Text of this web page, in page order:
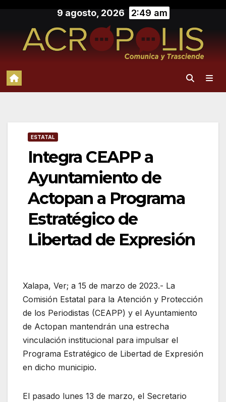
contenido
9 agosto, 2026 2:49 am
ESTATAL
Integra CEAPP a
Ayuntamiento de
Actopan a Programa
Estratégico de
Libertad de Expresión
Xalapa, Ver; a 15 de marzo de 2023.- La
Comisión Estatal para la Atención y Protección
de los Periodistas (CEAPP) y el Ayuntamiento
de Actopan mantendrán una estrecha
vinculación institucional para impulsar el
Programa Estratégico de Libertad de Expresión
en dicho municipio.
El pasado lunes 13 de marzo, el Secretario